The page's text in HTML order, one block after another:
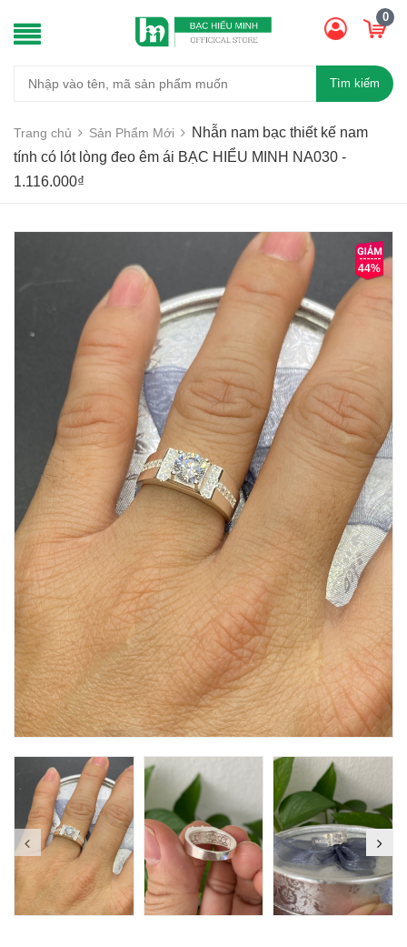
0
Tìm kiếm
Trang chủ Sản Phẩm Mới
Nhẫn nam bạc thiết kế nam
tính có lót lòng đeo êm ái BẠC HIỂU MINH NA030 -
1.116.000₫
44%